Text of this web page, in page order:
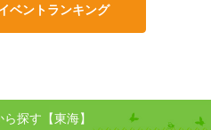
ベントランキング
探す【東海】